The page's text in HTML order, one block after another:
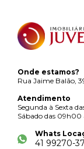
Onde estamos?
Rua Jaime Balão,
Atendimento
Segunda à Sexta
Sábado das 09h00
Whats
41 99270-